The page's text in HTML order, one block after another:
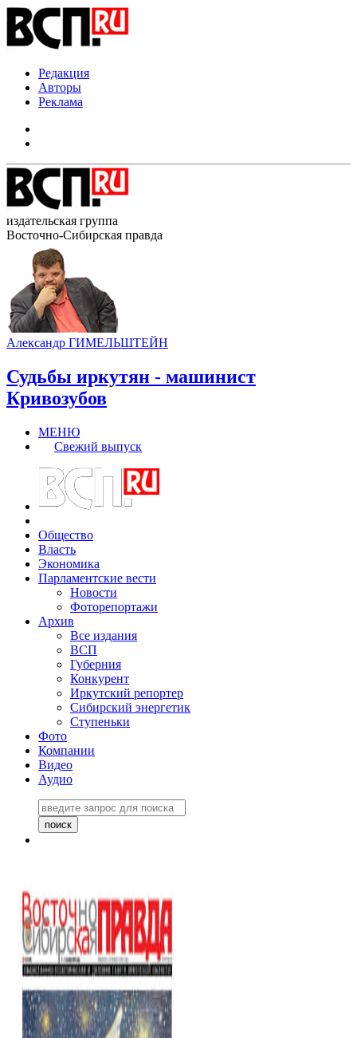
Редакция
Авторы
Реклама
издательская группа
Восточно-Сибирская правда
Александр ГИМЕЛЬШТЕЙН
Судьбы иркутян - машинист
Кривозубов
МЕНЮ
Свежий выпуск
Общество
Власть
Экономика
Парламентские вести
Новости
Фоторепортажи
Архив
Все издания
ВСП
Губерния
Конкурент
Иркутский репортер
Сибирский энергетик
Ступеньки
Фото
Компании
Видео
Аудио